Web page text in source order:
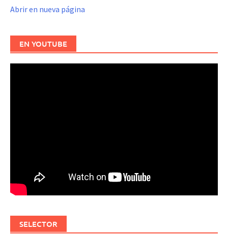
Abrir en nueva página
EN YOUTUBE
SELECTOR